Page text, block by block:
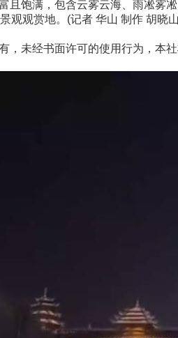
饱满，包含云雾云海、雨凇雾凇
观观赏地。(记者 华山 制作 胡晓山
，未经书面许可的使用行为，本社